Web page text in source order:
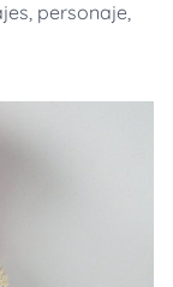
, personaje,